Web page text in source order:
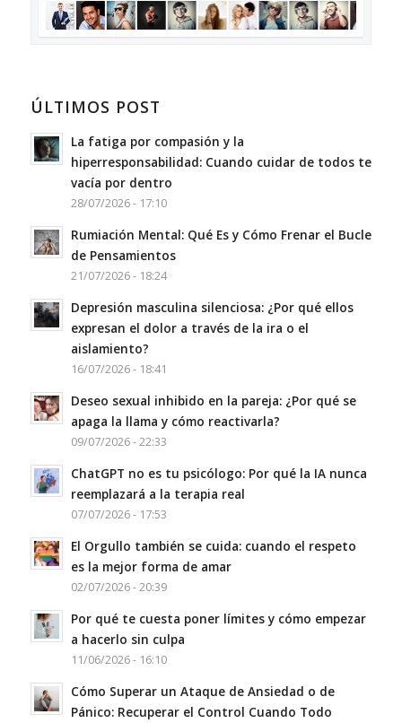
ÚLTIMOS POST
La fatiga por compasión y la
hiperresponsabilidad: Cuando cuidar de todos te
vacía por dentro
28/07/2026 - 17:10
Rumiación Mental: Qué Es y Cómo Frenar el Bucle
de Pensamientos
21/07/2026 - 18:24
Depresión masculina silenciosa: ¿Por qué ellos
expresan el dolor a través de la ira o el
aislamiento?
16/07/2026 - 18:41
Deseo sexual inhibido en la pareja: ¿Por qué se
apaga la llama y cómo reactivarla?
09/07/2026 - 22:33
ChatGPT no es tu psicólogo: Por qué la IA nunca
reemplazará a la terapia real
07/07/2026 - 17:53
El Orgullo también se cuida: cuando el respeto
es la mejor forma de amar
02/07/2026 - 20:39
Por qué te cuesta poner límites y cómo empezar
a hacerlo sin culpa
11/06/2026 - 16:10
Cómo Superar un Ataque de Ansiedad o de
Pánico: Recuperar el Control Cuando Todo